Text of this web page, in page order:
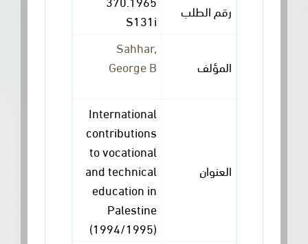
رقم الطلب
S131i
المؤلف
Sahhar,
George B
International
contributions
to vocational
and technical
education in
Palestine
(1994/1995)